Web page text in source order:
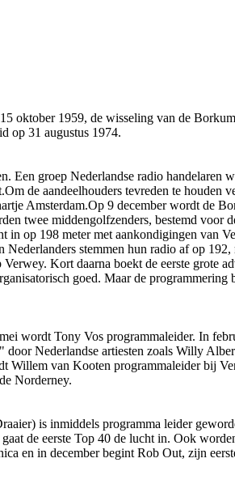
oktober 1959, de wisseling van de
op 31 augustus 1974.
Een groep Nederlandse radio handelaren
de aandeelhouders tevreden te houden
Amsterdam.Op 9 december wordt de
twee middengolfzenders, bestemd
op 198 meter met aankondigingen van
stemmen hun radio af op
Kort daarna boekt de eerste grote
goed. Maar de
wordt Tony Vos programmaleider. In
Nederlandse artiesten zoals Willy
van Kooten programmaleider bij
Norderney.
is inmiddels programma leider
de eerste Top 40 de lucht in. Ook
en in december begint Rob Out, zijn